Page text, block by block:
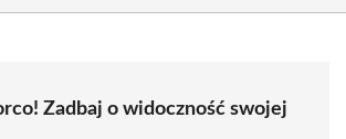
Zadbaj o widoczność swojej